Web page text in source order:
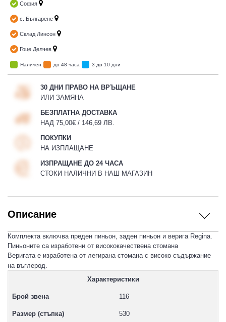
София
с. Българене
Склад Линсон
Гоце Делчев
Наличен до 48 часа 3 до 10 дни
30 ДНИ ПРАВО НА ВРЪЩАНЕ
ИЛИ ЗАМЯНА
БЕЗПЛАТНА ДОСТАВКА
НАД 75,00€ / 146,69 ЛВ.
ПОКУПКИ
НА ИЗПЛАЩАНЕ
ИЗПРАЩАНЕ ДО 24 ЧАСА
СТОКИ НАЛИЧНИ В НАШ МАГАЗИН
Описание
Комплекта включва преден пиньон, заден пиньон и верига Regina.
Пиньоните са изработени от висококачествена стомана
Веригата е изработена от легирана стомана с високо съдържание
на въглерод.
Характеристики
Брой звена 116
Размер (стъпка) 530